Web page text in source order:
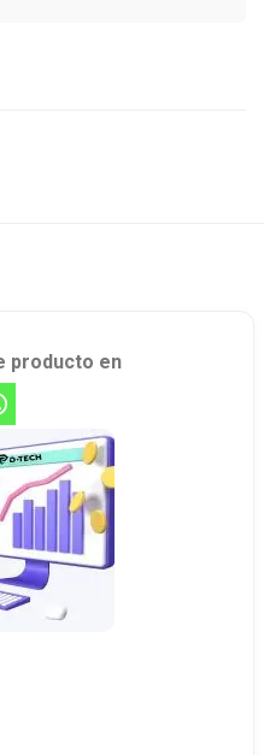
producto en